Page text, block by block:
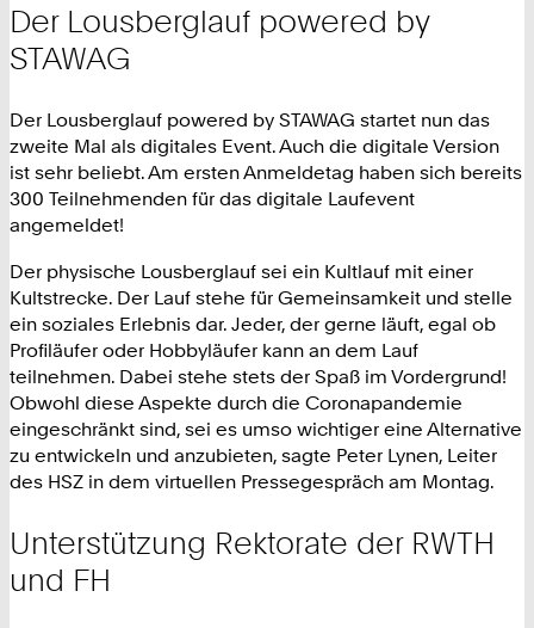
Der Lousberglauf powered by
STAWAG
Der Lousberglauf powered by STAWAG startet nun das
zweite Mal als digitales Event. Auch die digitale Version
ist sehr beliebt. Am ersten Anmeldetag haben sich bereits
300 Teilnehmenden für das digitale Laufevent
angemeldet!
Der physische Lousberglauf sei ein Kultlauf mit einer
Kultstrecke. Der Lauf stehe für Gemeinsamkeit und stelle
ein soziales Erlebnis dar. Jeder, der gerne läuft, egal ob
Profiläufer oder Hobbyläufer kann an dem Lauf
teilnehmen. Dabei stehe stets der Spaß im Vordergrund!
Obwohl diese Aspekte durch die Coronapandemie
eingeschränkt sind, sei es umso wichtiger eine Alternative
zu entwickeln und anzubieten, sagte Peter Lynen, Leiter
des HSZ in dem virtuellen Pressegespräch am Montag.
Unterstützung Rektorate der RWTH
und FH